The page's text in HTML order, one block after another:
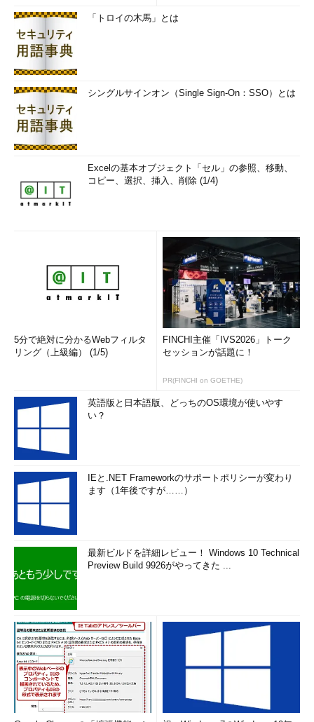
「トロイの木馬」とは
シングルサインオン（Single Sign-On：SSO）とは
Excelの基本オブジェクト「セル」の参照、移動、
コピー、選択、挿入、削除 (1/4)
5分で絶対に分かるWebフィルタ
リング（上級編） (1/5)
FINCHI主催「IVS2026」トーク
セッションが話題に！
PR(FINCHI on GOETHE)
英語版と日本語版、どっちのOS環境が使いやす
い？
IEと.NET Frameworkのサポートポリシーが変わり
ます（1年後ですが……）
最新ビルドを詳細レビュー！ Windows 10 Technical
Preview Build 9926がやってきた ...